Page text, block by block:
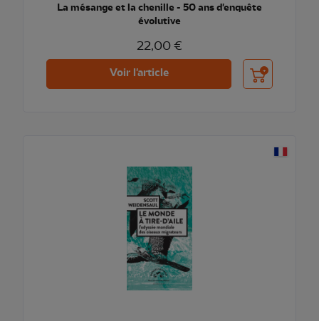
La mésange et la chenille - 50 ans d'enquête
évolutive
22,00 €
Voir l'article Ajouter au